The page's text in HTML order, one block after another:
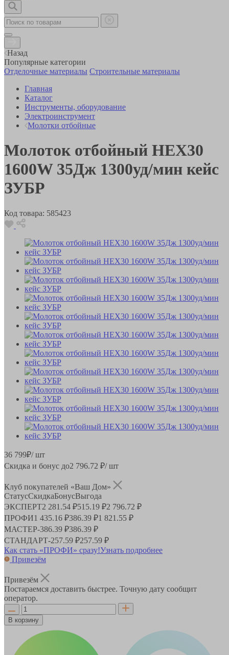
Назад
Популярные категории
Отделочные материалы Строительные материалы
Главная
Каталог
Инструменты, оборудование
Электроинструмент
Молотки отбойные
Молоток отбойный HEX30
1600W 35Дж 1300уд/мин кейс
ЗУБР
Код товара: 585423
36 799₽/ шт
Скидка и бонус до2 796.72 ₽/ шт
Клуб покупателей «Ваш Дом»
СтатусСкидкаБонусВыгода
ЭКСПЕРТ2 281.54 ₽515.19 ₽2 796.72 ₽
ПРОФИ1 435.16 ₽386.39 ₽1 821.55 ₽
МАСТЕР-386.39 ₽386.39 ₽
СТАНДАРТ-257.59 ₽257.59 ₽
Как стать «ПРОФИ» сразу!Узнать подробнее
Привезём
Привезём
Постараемся доставить быстрее. Точную дату сообщит
оператор.
В корзину